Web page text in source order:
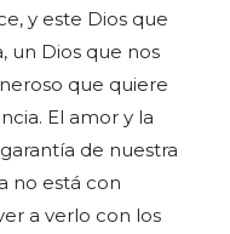
y este Dios que
un Dios que nos
que quiere
El amor y la
de nuestra
no está con
a verlo con los